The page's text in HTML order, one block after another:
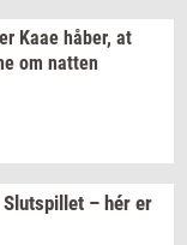
Kaae håber, at
om nat­ten
Slut­spil­let – hér er